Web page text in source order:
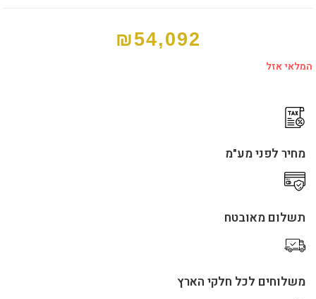
₪54,092
המלאי אזל
מחיר לפני מע"מ
תשלום מאובטח
משלוחים לכל חלקי הארץ